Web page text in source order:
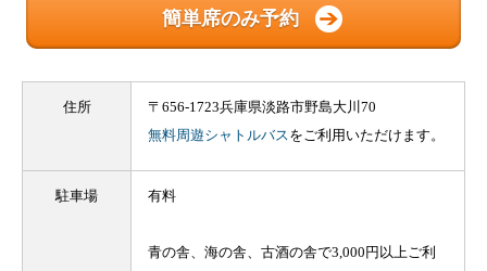
簡単席のみ予約
住所
〒656-1723兵庫県淡路市野島大川70
無料周遊シャトルバスをご利用いただけます。
駐車場 有料
青の舎、海の舎、古酒の舎で3,000円以上ご利